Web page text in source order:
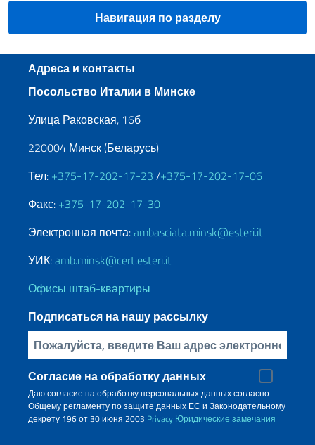
Навигация по разделу
Нижний колонтитул
Адреса и контакты
Посольство Италии в Минске
Улица Раковская, 16б
220004 Минск (Беларусь)
Тел: +375-17-202-17-23 /+375-17-202-17-06
Факс: +375-17-202-17-30
Электронная почта:ambasciata.minsk@esteri.it
УИК:amb.minsk@cert.esteri.it
Офисы штаб-квартиры
Подписаться на нашу рассылку
Bставьте свой адрес электронной почты
Согласие на обработку данных
Даю согласие на обработку персональных данных согласно
Общему регламенту по защите данных ЕС и Законодательному
декрету 196 от 30 июня 2003 Privacy Юридические замечания